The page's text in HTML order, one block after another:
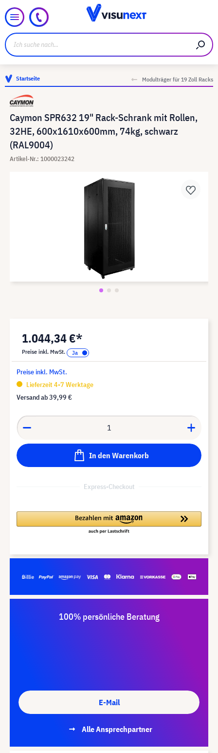
Startseite Modulträger für 19 Zoll Racks
Caymon SPR632 19" Rack-Schrank mit Rollen,
32HE, 600x1610x600mm, 74kg, schwarz
(RAL9004)
Artikel-Nr.: 1000023242
1.044,34 €*
Preise inkl. MwSt.
Preise inkl. MwSt.
Lieferzeit 4-7 Werktage
Versand ab39,99 €
In den Warenkorb
Express-Checkout
100% persönliche Beratung
E-Mail
Alle Ansprechpartner